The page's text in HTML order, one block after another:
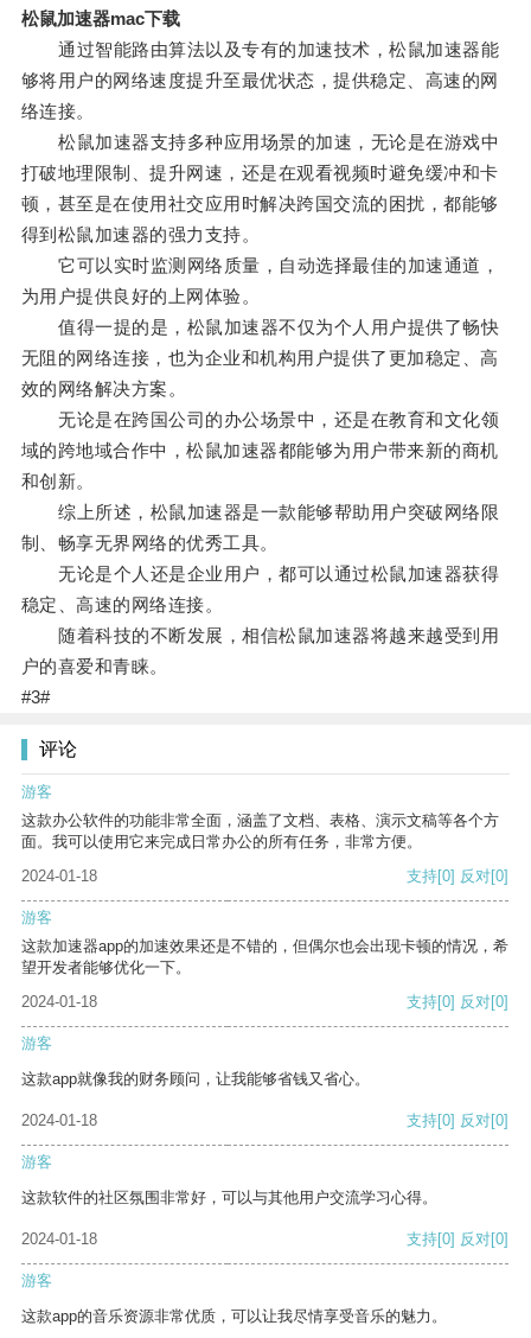
松鼠加速器mac下载
通过智能路由算法以及专有的加速技术，松鼠加速器能
够将用户的网络速度提升至最优状态，提供稳定、高速的网
络连接。
松鼠加速器支持多种应用场景的加速，无论是在游戏中
打破地理限制、提升网速，还是在观看视频时避免缓冲和卡
顿，甚至是在使用社交应用时解决跨国交流的困扰，都能够
得到松鼠加速器的强力支持。
它可以实时监测网络质量，自动选择最佳的加速通道，
为用户提供良好的上网体验。
值得一提的是，松鼠加速器不仅为个人用户提供了畅快
无阻的网络连接，也为企业和机构用户提供了更加稳定、高
效的网络解决方案。
无论是在跨国公司的办公场景中，还是在教育和文化领
域的跨地域合作中，松鼠加速器都能够为用户带来新的商机
和创新。
综上所述，松鼠加速器是一款能够帮助用户突破网络限
制、畅享无界网络的优秀工具。
无论是个人还是企业用户，都可以通过松鼠加速器获得
稳定、高速的网络连接。
随着科技的不断发展，相信松鼠加速器将越来越受到用
户的喜爱和青睐。
#3#
评论
游客
这款办公软件的功能非常全面，涵盖了文档、表格、演示文稿等各个方
面。我可以使用它来完成日常办公的所有任务，非常方便。
2024-01-18
支持[0] 反对[0]
游客
这款加速器app的加速效果还是不错的，但偶尔也会出现卡顿的情况，希
望开发者能够优化一下。
2024-01-18
支持[0] 反对[0]
游客
这款app就像我的财务顾问，让我能够省钱又省心。
2024-01-18 支持[0] 反对[0]
游客
这款软件的社区氛围非常好，可以与其他用户交流学习心得。
2024-01-18 支持[0] 反对[0]
游客
这款app的音乐资源非常优质，可以让我尽情享受音乐的魅力。